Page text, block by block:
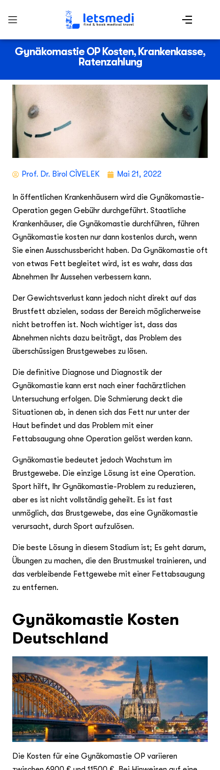
Gynäkomastie OP Kosten, Krankenkasse,
Ratenzahlung
Prof. Dr. Birol CİVELEK Mai 21, 2022
In öffentlichen Krankenhäusern wird die Gynäkomastie-
Operation gegen Gebühr durchgeführt. Staatliche
Krankenhäuser, die Gynäkomastie durchführen, führen
Gynäkomastie kosten nur dann kostenlos durch, wenn
Sie einen Ausschussbericht haben. Da Gynäkomastie oft
von etwas Fett begleitet wird, ist es wahr, dass das
Abnehmen Ihr Aussehen verbessern kann.
Der Gewichtsverlust kann jedoch nicht direkt auf das
Brustfett abzielen, sodass der Bereich möglicherweise
nicht betroffen ist. Noch wichtiger ist, dass das
Abnehmen nichts dazu beiträgt, das Problem des
überschüssigen Brustgewebes zu lösen.
Die definitive Diagnose und Diagnostik der
Gynäkomastie kann erst nach einer fachärztlichen
Untersuchung erfolgen. Die Schmierung deckt die
Situationen ab, in denen sich das Fett nur unter der
Haut befindet und das Problem mit einer
Fettabsaugung ohne Operation gelöst werden kann.
Gynäkomastie bedeutet jedoch Wachstum im
Brustgewebe. Die einzige Lösung ist eine Operation.
Sport hilft, Ihr Gynäkomastie-Problem zu reduzieren,
aber es ist nicht vollständig geheilt. Es ist fast
unmöglich, das Brustgewebe, das eine Gynäkomastie
verursacht, durch Sport aufzulösen.
Die beste Lösung in diesem Stadium ist; Es geht darum,
Übungen zu machen, die den Brustmuskel trainieren, und
das verbleibende Fettgewebe mit einer Fettabsaugung
zu entfernen.
Gynäkomastie Kosten
Deutschland
Die Kosten für eine Gynäkomastie OP variieren